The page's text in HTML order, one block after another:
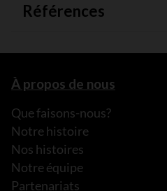
Références
À propos de nous
Que faisons-nous?
Notre histoire
Nos histoires
Notre équipe
Partenariats